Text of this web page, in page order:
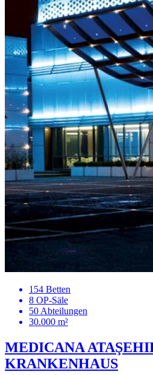
154 Betten
8 OP-Säle
50 Abteilungen
30.000 m²
MEDICANA
KRANKENHAUS